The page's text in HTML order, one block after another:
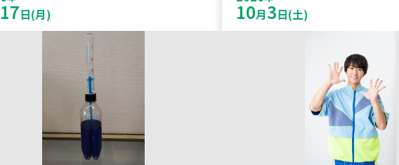
17日(月) 10月3日(土)